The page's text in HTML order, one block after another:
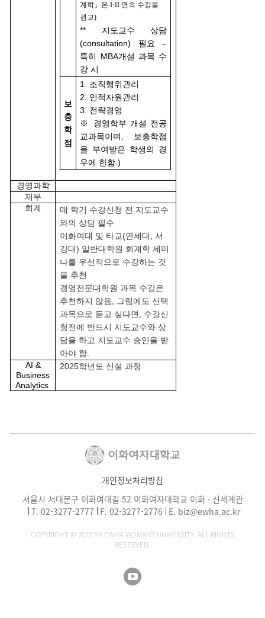
계학」은 I·II 연속 수강을
권고)
** 지도교수 상담
(consultation) 필요 –
특히 MBA개설 과목 수
강 시
보
충
학
점
1. 조직행위관리
2. 인적자원관리
3. 전략경영
※ 경영학부 개설 전공
교과목이며, 보충학점
을 부여받은 학생의 경
우에 한함.)
경영과학
재무
회계
매 학기 수강신청 전 지도교수
와의 상담 필수
이화여대 및 타교(연세대, 서
강대) 일반대학원 회계학 세미
나를 우선적으로 수강하는 것
을 추천
경영전문대학원 과목 수강은
추천하지 않음, 그럼에도 선택
과목으로 듣고 싶다면, 수강신
청전에 반드시 지도교수와 상
담을 하고 지도교수 승인을 받
아야 함.
AI &
Business
Analytics
2025학년도 신설 과정
개인정보처리방침
서울시 서대문구 이화여대길 52 이화여자대학교 이화 · 신세계관
T. 02-3277-2777 F. 02-3277-2776 E. biz@ewha.ac.kr
COPYRIGHT © 2022 BY EWHA WOMANS UNIVERSITY. ALL RIGHTS
RESERVED.